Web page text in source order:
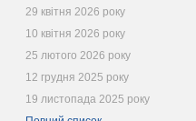
29 квітня 2026 року
10 квітня 2026 року
25 лютого 2026 року
12 грудня 2025 року
19 листопада 2025 року